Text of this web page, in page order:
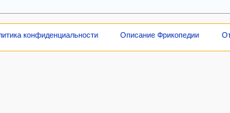
конфиденциальности Описание Фрикопедии